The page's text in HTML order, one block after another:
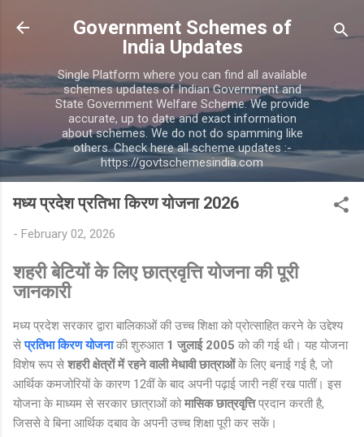
Skip to main content
Government Schemes of
India Updates
Single Platform where you can find all available
schemes updates of Indian Government and
State Government Welfare Scheme. We provide
accurate, up to date and exact information
about schemes. We do not do spamming like
others. Check here all scheme updates :-
https://govtschemesindia.com
मध्य प्रदेश प्रतिभा किरण योजना 2026
- February 02, 2026
शहरी बेटियों के लिए छात्रवृत्ति योजना की पूरी
जानकारी
मध्य प्रदेश सरकार द्वारा बालिकाओं की उच्च शिक्षा को प्रोत्साहित करने के उद्देश्य
सेप्रतिभा किरण योजनाकी शुरुआत 1 जुलाई 2005 को की गई थी। यह योजना
विशेष रूप से शहरी क्षेत्रों में रहने वाली मेधावी छात्राओंके लिए बनाई गई है, जो
आर्थिक कमजोरियों के कारण 12वीं के बाद अपनी पढ़ाई जारी नहीं रख पातीं। इस
योजना के माध्यम से सरकार छात्राओं कोमासिक छात्रवृत्तिप्रदान करती है,
जिससे वे बिना आर्थिक दबाव के अपनी उच्च शिक्षा पूरी कर सकें।